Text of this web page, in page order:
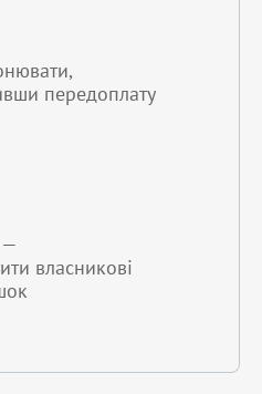
передоплату
—
власникові